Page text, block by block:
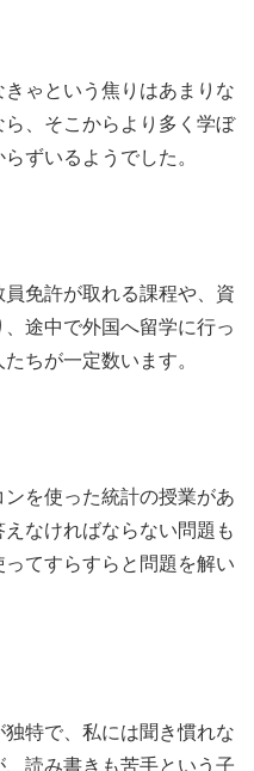
ゃという焦りはあまりな
、そこからより多く学ぼ
ずいるようでした。
免許が取れる課程や、資
途中で外国へ留学に行っ
ちが一定数います。
を使った統計の授業があ
なければならない問題も
てすらすらと問題を解い
特で、私には聞き慣れな
読み書きも苦手という子